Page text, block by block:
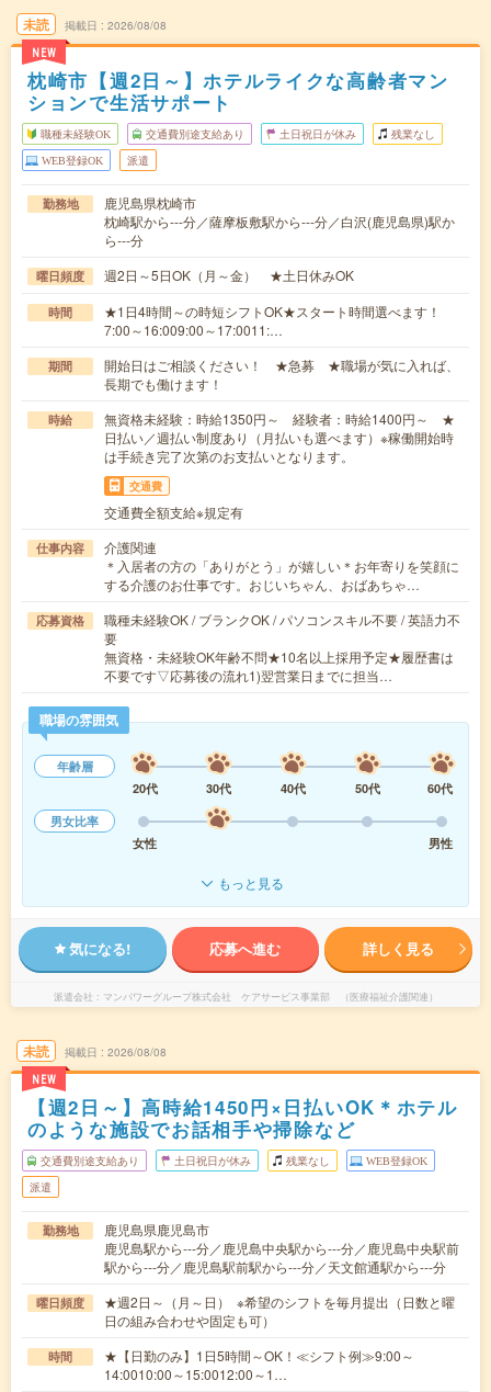
未読
NEW
掲載日 2026/08/08
枕崎市【週2日～】ホテルライクな高齢者マン
ションで生活サポート
職種未経験OK 交通費別途支給あり 土日祝日が休み 残業なし
WEB登録OK 派遣
勤務地
鹿児島県枕崎市
枕崎駅から---分／薩摩板敷駅から---分／白沢(鹿児島県)駅か
ら---分
曜日頻度 週2日～5日OK（月～金） ★土日休みOK
時間
★1日4時間～の時短シフトOK★スタート時間選べます！
7:00～16:009:00～17:0011:…
期間
開始日はご相談ください！ ★急募 ★職場が気に入れば、
長期でも働けます！
時給
無資格未経験：時給1350円～ 経験者：時給1400円～ ★
日払い／週払い制度あり（月払いも選べます）※稼働開始時
は手続き完了次第のお支払いとなります。
交通費
交通費全額支給※規定有
仕事内容
介護関連
＊入居者の方の「ありがとう」が嬉しい＊お年寄りを笑顔に
する介護のお仕事です。おじいちゃん、おばあちゃ…
応募資格
職種未経験OK / ブランクOK / パソコンスキル不要 / 英語力不
要
無資格・未経験OK年齢不問★10名以上採用予定★履歴書は
不要です▽応募後の流れ1)翌営業日までに担当…
職場の雰囲気
年齢層
20代
30代 40代 50代
60代
男女比率
女性
男性
もっと見る
気になる! 応募へ進む 詳しく見る
派遣会社 マンパワーグループ株式会社 ケアサービス事業部 （医療福祉介護関連）
未読
NEW
掲載日 2026/08/08
【週2日～】高時給1450円×日払いOK＊ホテル
のような施設でお話相手や掃除など
交通費別途支給あり 土日祝日が休み 残業なし WEB登録OK
派遣
勤務地
鹿児島県鹿児島市
鹿児島駅から---分／鹿児島中央駅から---分／鹿児島中央駅前
駅から---分／鹿児島駅前駅から---分／天文館通駅から---分
曜日頻度
★週2日～（月～日） ※希望のシフトを毎月提出（日数と曜
日の組み合わせや固定も可）
時間
★【日勤のみ】1日5時間～OK！≪シフト例≫9:00～
14:0010:00～15:0012:00～1…